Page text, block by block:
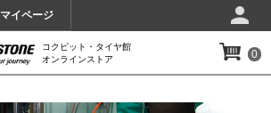
マイページ
コクピット・タイヤ館
オンラインストア
0